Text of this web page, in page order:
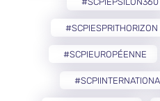
#SCPIESPRITHORIZON
#SCPIEUROPÉENNE